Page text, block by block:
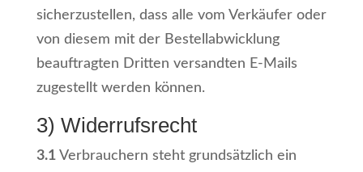
sicherzustellen, dass alle vom Verkäufer oder
von diesem mit der Bestellabwicklung
beauftragten Dritten versandten E-Mails
zugestellt werden können.
3) Widerrufsrecht
3.1Verbrauchern steht grundsätzlich ein